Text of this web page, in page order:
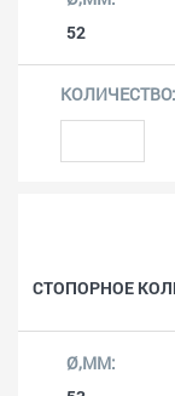
52
СТОПОРНОЕ